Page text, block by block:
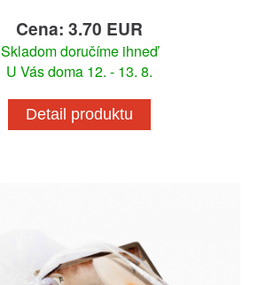
Cena: 3.70 EUR
Skladom doručíme ihneď
U Vás doma 12. - 13. 8.
Detail produktu